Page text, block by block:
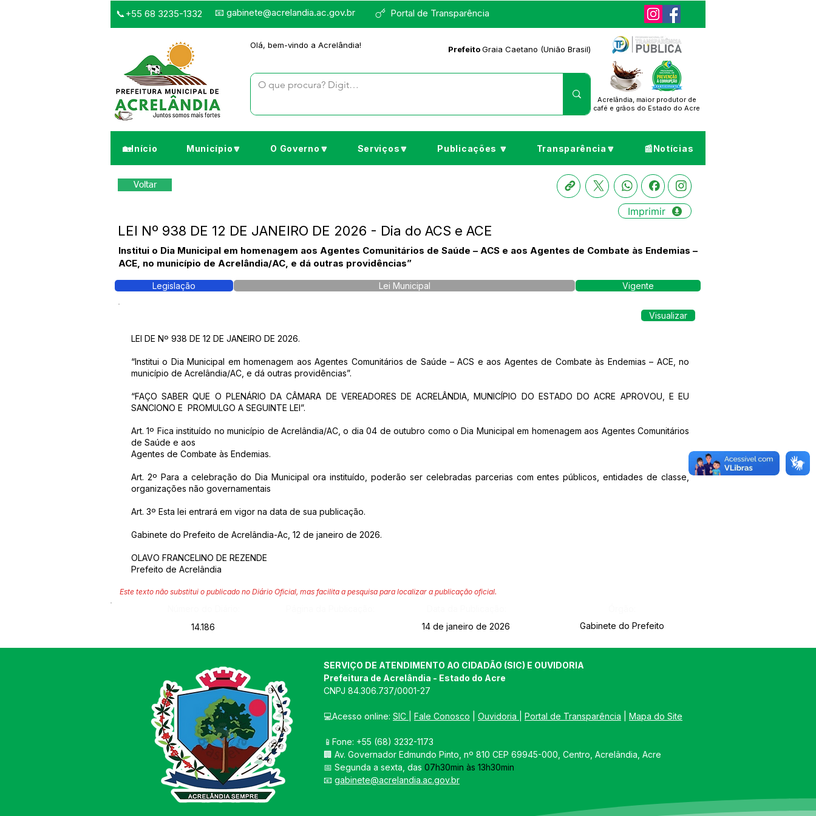
Portal de Transparência
📞+55 68 3235-1332 📧 gabinete@acrelandia.ac.gov.br
Olá, bem-vindo a Acrelândia! PrefeitoGraia Caetano (União Brasil)
Acrelândia, maior produtor de
café e grãos do Estado do Acre
🏡Início Município🔽 O Governo🔽 Serviços🔽 Publicações 🔽 Transparência🔽 📰Notícias
Voltar
Imprimir
LEI Nº 938 DE 12 DE JANEIRO DE 2026 - Dia do ACS e ACE
Institui o Dia Municipal em homenagem aos Agentes Comunitários de Saúde – ACS e aos Agentes de Combate às Endemias –
ACE, no município de Acrelândia/AC, e dá outras providências”
Legislação Lei Municipal Vigente
Visualizar
LEI DE Nº 938 DE 12 DE JANEIRO DE 2026.
“Institui o Dia Municipal em homenagem aos Agentes Comunitários de Saúde – ACS e aos Agentes de Combate às Endemias – ACE, no
município de Acrelândia/AC, e dá outras providências”.
“FAÇO SABER QUE O PLENÁRIO DA CÂMARA DE VEREADORES DE ACRELÂNDIA, MUNICÍPIO DO ESTADO DO ACRE APROVOU, E EU
SANCIONO E PROMULGO A SEGUINTE LEI”.
Art. 1º Fica instituído no município de Acrelândia/AC, o dia 04 de outubro como o Dia Municipal em homenagem aos Agentes Comunitários
de Saúde e aos
Agentes de Combate às Endemias.
Art. 2º Para a celebração do Dia Municipal ora instituído, poderão ser celebradas parcerias com entes públicos, entidades de classe,
organizações não governamentais
Art. 3º Esta lei entrará em vigor na data de sua publicação.
Gabinete do Prefeito de Acrelândia-Ac, 12 de janeiro de 2026.
OLAVO FRANCELINO DE REZENDE
Prefeito de Acrelândia
Este texto não substitui o publicado no Diário Oficial, mas facilita a pesquisa para localizar a publicação oficial.
14.186
14 de janeiro de 2026 Gabinete do Prefeito
SERVIÇO DE ATENDIMENTO AO CIDADÃO (SIC) E OUVIDORIA
Prefeitura de Acrelândia - Estado do Acre
CNPJ 84.306.737/0001-27
💻Acesso online: SIC Fale Conosco Ouvidoria Portal de Transparência Mapa do Site
📱Fone: +55 (68) 3232-1173
🏢 Av. Governador Edmundo Pinto, nº 810 CEP 69945-000, Centro, Acrelândia, Acre
📅 Segunda a sexta, das 07h30min às 13h30min
📧 gabinete@acrelandia.ac.gov.br